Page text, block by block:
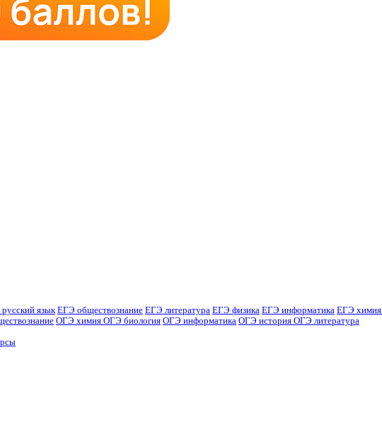
язык ЕГЭ обществознание ЕГЭ литература ЕГЭ физика ЕГЭ информатика ЕГЭ химия
ОГЭ химия ОГЭ биология ОГЭ информатика ОГЭ история ОГЭ литература